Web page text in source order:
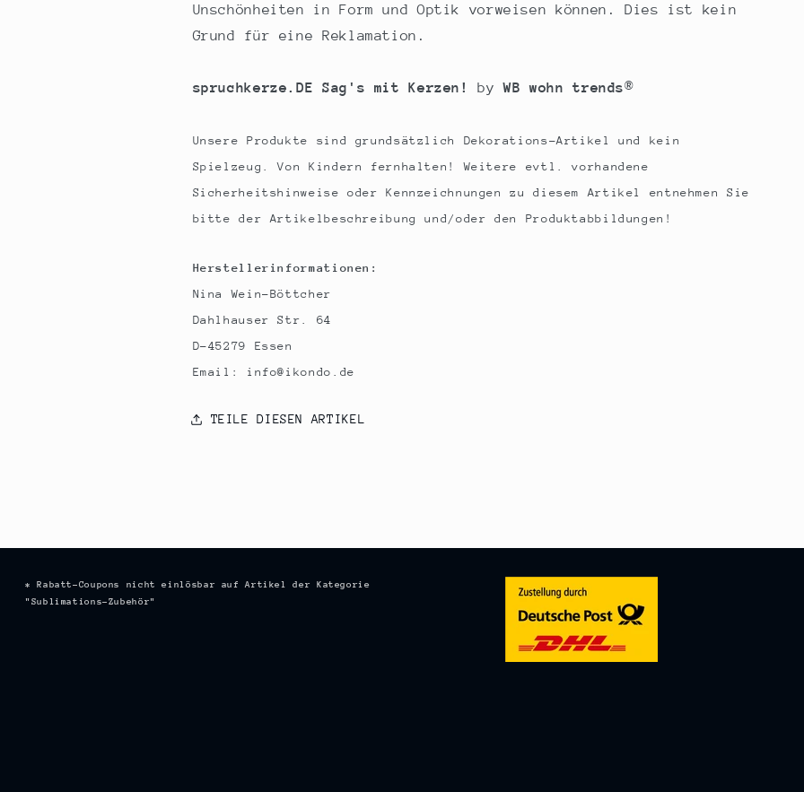
Unschönheiten in Form und Optik vorweisen können. Dies ist kein
Grund für eine Reklamation.
spruchkerze.DE Sag's mit Kerzen! byWB wohn trends®
Unsere Produkte sind grundsätzlich Dekorations-Artikel und kein
Spielzeug. Von Kindern fernhalten! Weitere evtl. vorhandene
Sicherheitshinweise oder Kennzeichnungen zu diesem Artikel entnehmen Sie
bitte der Artikelbeschreibung und/oder den Produktabbildungen!
Herstellerinformationen:
Nina Wein-Böttcher
Dahlhauser Str. 64
D-45279 Essen
Email: info@ikondo.de
TEILE DIESEN ARTIKEL
* Rabatt-Coupons nicht einlösbar auf Artikel der Kategorie
"Sublimations-Zubehör"